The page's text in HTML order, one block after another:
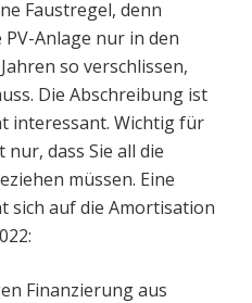
Faustregel, denn
Anlage nur in den
so verschlissen,
Die Abschreibung ist
interessant. Wichtig für
dass Sie all die
müssen. Eine
sich auf die Amortisation
Finanzierung aus